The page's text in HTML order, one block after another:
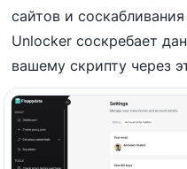
сайтов и
Unlocker соскребает
вашему скрипту через